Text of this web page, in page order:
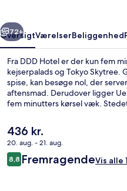
Næste
72+
OversigtVærelserBeliggenhed
Fra DDD Hotel er der kun fem
kejserpalads og Tokyo Skytree.
spise, kan besøge nol, der
aftensmad. Derudover ligger
fem minutters kørsel væk.
Overnatningsstedet ligger kun
Bakuroyokoyama
nihombashi Subwaystation
Den
nuværende
pris
er
436 kr.
20. aug. - 21. aug.
Anmeldelser
8,88,8 ud af 10.
FremragendeVis alle